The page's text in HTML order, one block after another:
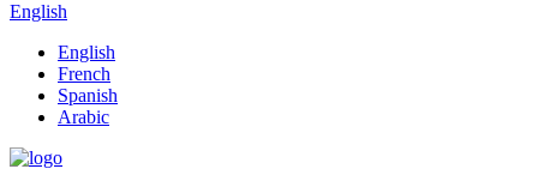
English
English
French
Spanish
Arabic